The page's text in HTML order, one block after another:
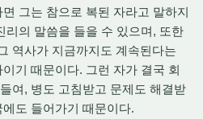
그는 참으로 복된 자라고 말하지
리의 말씀을 들을 수 있으며, 또한
역사가 지금까지도 계속된다는
기 때문이다. 그런 자가 결국 회
여, 병도 고침받고 문제도 해결받
도 들어가기 때문이다.